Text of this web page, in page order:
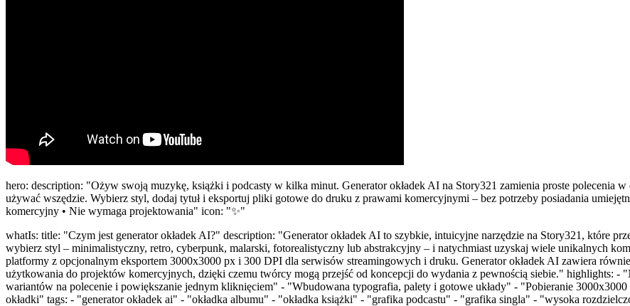
hero: description: "Ożyw swoją muzykę, książki i podcasty w kilka minut. Generator okładek AI na Story321 zamienia proste polecenia
używać wszędzie. Wybierz styl, dodaj tytuł i eksportuj pliki gotowe do druku z prawami komercyjnymi – bez potrzeby posiadania
komercyjny • Nie wymaga projektowania" icon: "✨"
whatIs: title: "Czym jest generator okładek AI?" description: "Generator okładek AI to szybkie, intuicyjne narzędzie na Story321, które
wybierz styl – minimalistyczny, retro, cyberpunk, malarski, fotorealistyczny lub abstrakcyjny – i natychmiast uzyskaj wiele unikalnych
platformy z opcjonalnym eksportem 3000x3000 px i 300 DPI dla serwisów streamingowych i druku. Generator okładek AI zawiera
użytkowania do projektów komercyjnych, dzięki czemu twórcy mogą przejść od koncepcji do wydania z pewnością siebie." highlights: -
wariantów na polecenie i powiększanie jednym kliknięciem" - "Wbudowana typografia, palety i gotowe układy" - "Pobieranie
okładki" tags: - "generator okładek ai" - "okładka albumu" - "okładka książki" - "grafika podcastu" - "grafika singla" - "wysoka